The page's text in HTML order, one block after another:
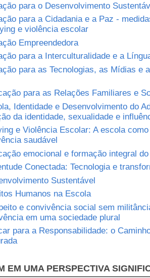
para o Desenvolvimento
para a Cidadania e a Paz -
e violência escolar
Empreendedora
para a Interculturalidade e a
para as Tecnologias, as Mídias e
para as Relações Familiares e
Identidade e Desenvolvimento do
da identidade, sexualidade e
e Violência Escolar: A escola
saudável
emocional e formação integral
Conectada: Tecnologia e
Sustentável
Humanos na Escola
e convivência social sem
em uma sociedade plural
para a Responsabilidade: o
EM UMA PERSPECTIVA